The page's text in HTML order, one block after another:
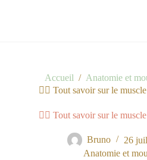
Accueil / Anatomie et
🏋️‍♂️ Tout savoir sur le
🏋️‍♂️ Tout savoir sur le
Bruno
26
Anatomie et